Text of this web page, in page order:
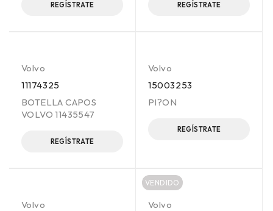
REGÍSTRATE REGÍSTRATE
Volvo
11174325
BOTELLA CAPOS
VOLVO 11435547
REGÍSTRATE
Volvo
15003253
PI?ON
REGÍSTRATE
Volvo
VENDIDO
Volvo